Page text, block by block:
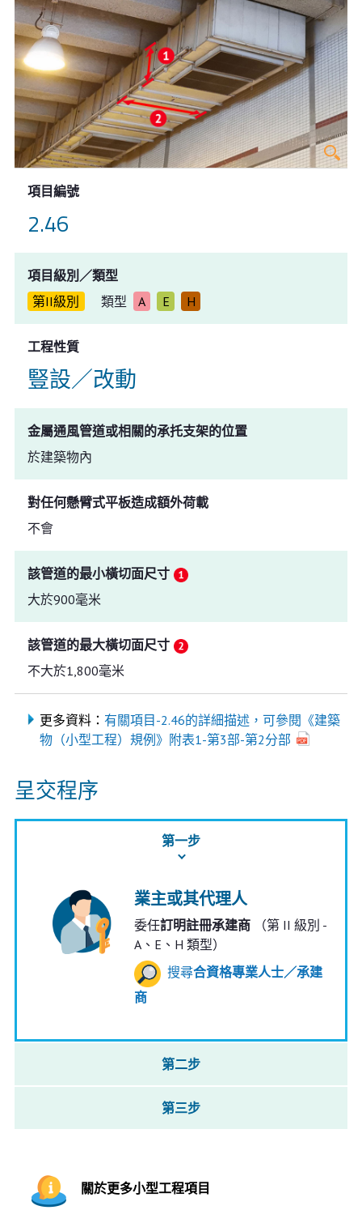
項目編號
2.46
項目級別／類型
第II級別
類型 A E H
工程性質
豎設／改動
金屬通風管道或相關的承托支架的位置
於建築物內
對任何懸臂式平板造成額外荷載
不會
該管道的最小橫切面尺寸
大於900毫米
該管道的最大橫切面尺寸
不大於1,800毫米
更多資料： 有關項目-2.46的詳細描述，可參閱《建築
物（小型工程）規例》附表1-第3部-第2分部
呈交程序
第一步
業主或其代理人
委任訂明註冊承建商（第 II 級別 -
A、E、H 類型）
搜尋合資格專業人士／承建
商
第二步
第三步
關於更多小型工程項目